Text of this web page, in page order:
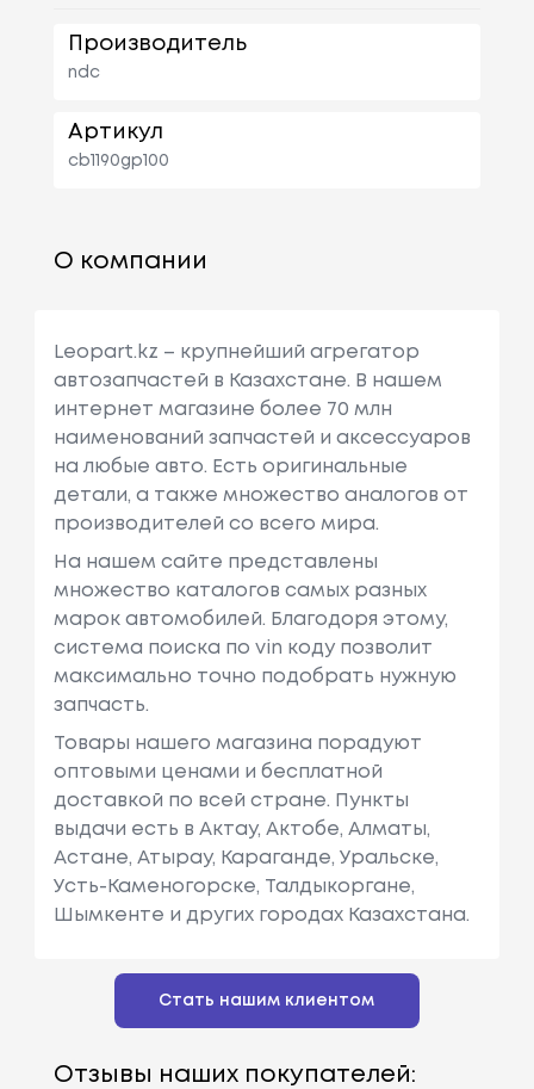
Производитель
ndc
Артикул
cb1190gp100
О компании
Leopart.kz – крупнейший агрегатор
автозапчастей в Казахстане. В нашем
интернет магазине более 70 млн
наименований запчастей и аксессуаров
на любые авто. Есть оригинальные
детали, а также множество аналогов от
производителей со всего мира.
На нашем сайте представлены
множество каталогов самых разных
марок автомобилей. Благодоря этому,
система поиска по vin коду позволит
максимально точно подобрать нужную
запчасть.
Товары нашего магазина порадуют
оптовыми ценами и бесплатной
доставкой по всей стране. Пункты
выдачи есть в Актау, Актобе, Алматы,
Астане, Атырау, Караганде, Уральске,
Усть-Каменогорске, Талдыкоргане,
Шымкенте и других городах Казахстана.
Стать нашим клиентом
Отзывы наших покупателей: